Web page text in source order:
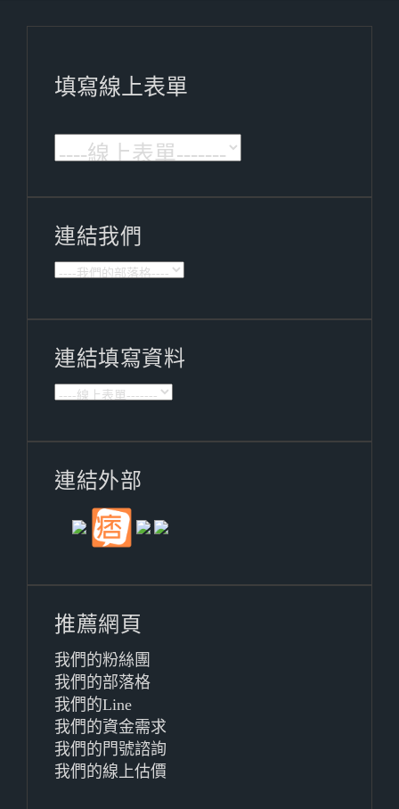
填寫線上表單
連結我們
連結填寫資料
連結外部
推薦網頁
我們的粉絲團
我們的部落格
我們的Line
我們的資金需求
我們的門號諮詢
我們的線上估價